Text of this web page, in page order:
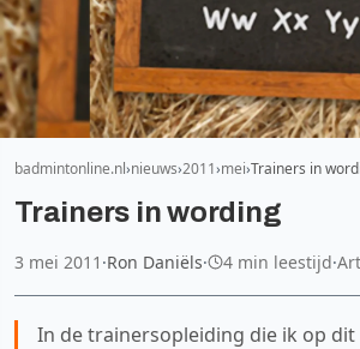
badmintonline.nl nieuws 2011 mei Trainers in
Trainers in wording
3 mei 2011 ·Ron Daniëls· 4 min leestijd·
In de trainersopleiding die ik op